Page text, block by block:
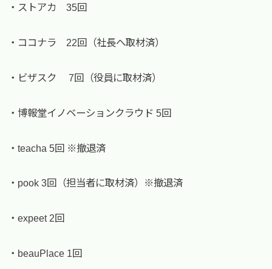
・ストアカ 35回
・ココナラ 22回（社長へ取材済）
・ビザスク 7回（役員に取材済）
・博報堂イノベーションクラウド 5回
・teacha 5回 ※撤退済
・pook 3回（担当者に取材済）※撤退済
・expeet 2回
・beauPlace 1回